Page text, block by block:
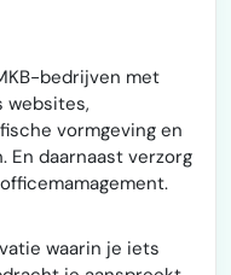
bedrijven met
websites,
vormgeving en
En daarnaast verzorg
waarin je iets